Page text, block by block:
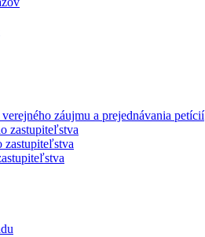
záujmu a prejednávania petícií
zastupiteľstva
zastupiteľstva